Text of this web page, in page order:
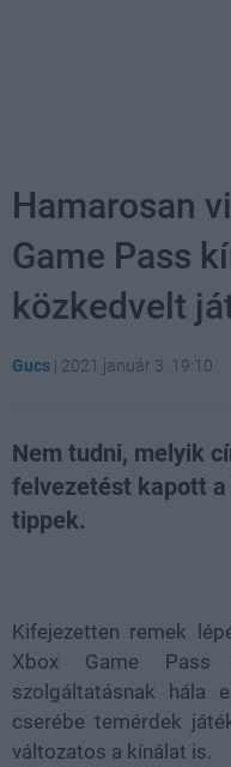
Hamarosan
Game Pass
közkedvelt
Gucs | 2021 január 3. 19:10
Nem tudni, melyik
felvezetést kapott
tippek.
Kifejezetten remek
Xbox Game Pass
szolgáltatásnak hála
cserébe temérdek
változatos a kínálat is.